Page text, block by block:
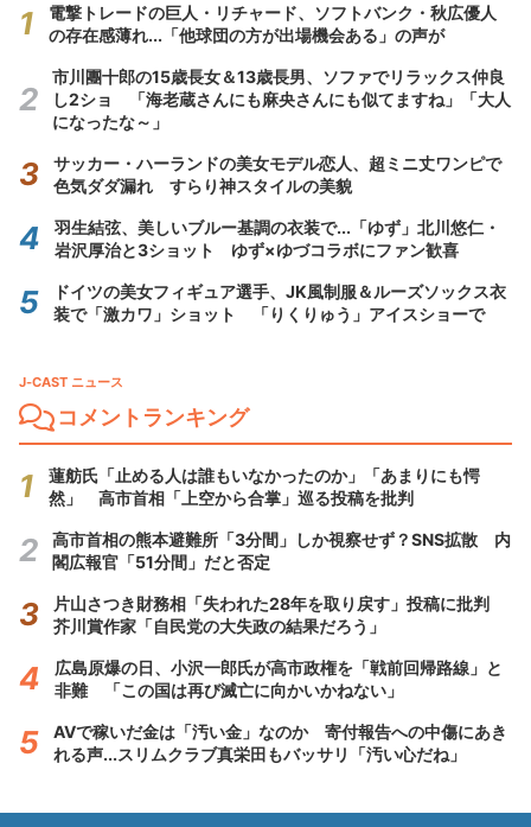
電撃トレードの巨人・リチャード、ソフトバンク・秋広優人
の存在感薄れ...「他球団の方が出場機会ある」の声が
市川團十郎の15歳長女＆13歳長男、ソファでリラックス仲良
し2ショ 「海老蔵さんにも麻央さんにも似てますね」「大人
になったな～」
サッカー・ハーランドの美女モデル恋人、超ミニ丈ワンピで
色気ダダ漏れ すらり神スタイルの美貌
羽生結弦、美しいブルー基調の衣装で...「ゆず」北川悠仁・
岩沢厚治と3ショット ゆず×ゆづコラボにファン歓喜
ドイツの美女フィギュア選手、JK風制服＆ルーズソックス衣
装で「激カワ」ショット 「りくりゅう」アイスショーで
J-CAST ニュース
コメントランキング
蓮舫氏「止める人は誰もいなかったのか」「あまりにも愕
然」 高市首相「上空から合掌」巡る投稿を批判
高市首相の熊本避難所「3分間」しか視察せず？SNS拡散 内
閣広報官「51分間」だと否定
片山さつき財務相「失われた28年を取り戻す」投稿に批判
芥川賞作家「自民党の大失政の結果だろう」
広島原爆の日、小沢一郎氏が高市政権を「戦前回帰路線」と
非難 「この国は再び滅亡に向かいかねない」
AVで稼いだ金は「汚い金」なのか 寄付報告への中傷にあき
れる声...スリムクラブ真栄田もバッサリ「汚い心だね」